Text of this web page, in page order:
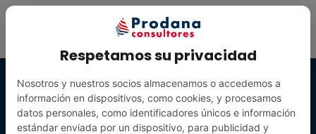
Respetamos su privacidad
Nosotros y nuestros socios almacenamos o accedemos a
información en dispositivos, como cookies, y procesamos
datos personales, como identificadores únicos e información
estándar enviada por un dispositivo, para publicidad y